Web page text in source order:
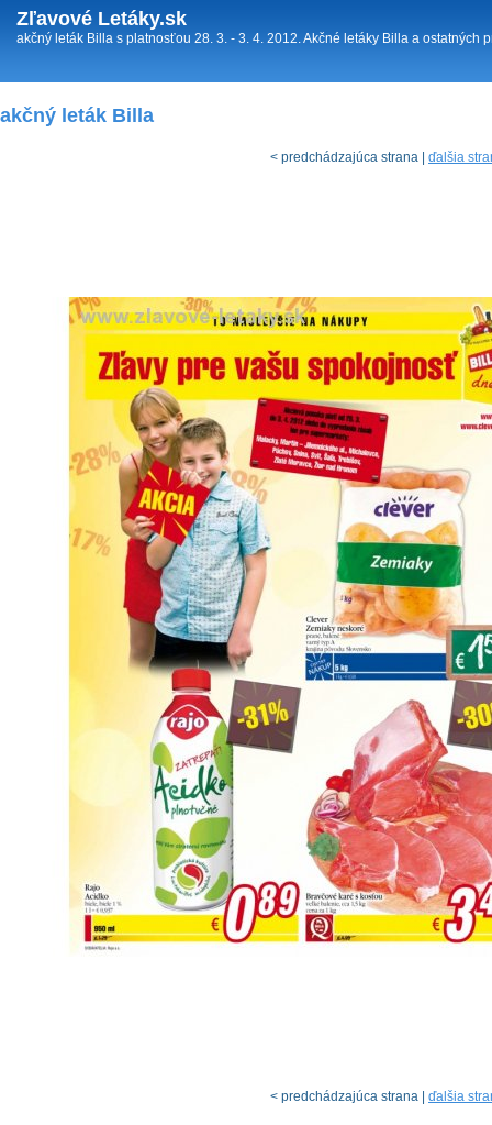
Zľavové Letáky.sk
akčný leták Billa s platnosťou 28. 3. - 3. 4. 2012. Akčné letáky Billa a
akčný leták Billa
< predchádzajúca strana | ďalšia
< predchádzajúca strana | ďalšia